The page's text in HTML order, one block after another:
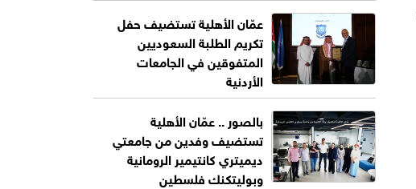
عمّان الأهلية تستضيف حفل
تكريم الطلبة السعوديين
المتفوقين في الجامعات
الأردنية
بالصور .. عمّان الأهلية
تستضيف وفدين من جامعتي
ديميتري كانتيمير الرومانية
وبوليتكنك فلسطين